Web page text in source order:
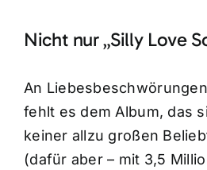
Nicht nur „Silly Love
An
fehlt es dem Album, das
keiner allzu großen
(dafür aber – mit 3,5